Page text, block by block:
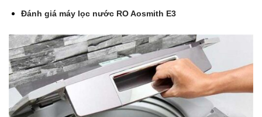
Đánh giá máy lọc nước RO Aosmith E3